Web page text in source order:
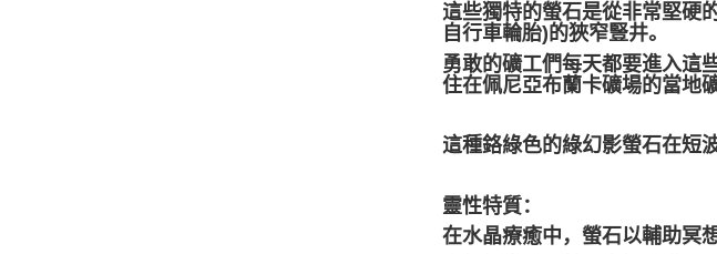
這些獨特的螢石是從非常堅硬
自行車輪胎)的狹窄豎井。
勇敢的礦工們每天都要進入這
住在佩尼亞布蘭卡礦場的當地
這種鉻綠色的綠幻影螢石在短
靈性特質：
在水晶療癒中，螢石以輔助冥